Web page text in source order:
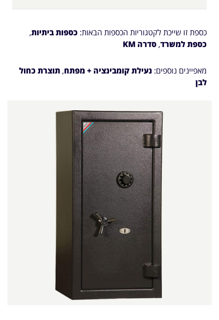
כספת זו שייכת לקטגוריות הכספות הבאות: כספות ביתיות,
כספת למשרד, סדרה KM
מאפיינים נוספים: נעילת קומבינציה + מפתח, תוצרת כחול
לבן